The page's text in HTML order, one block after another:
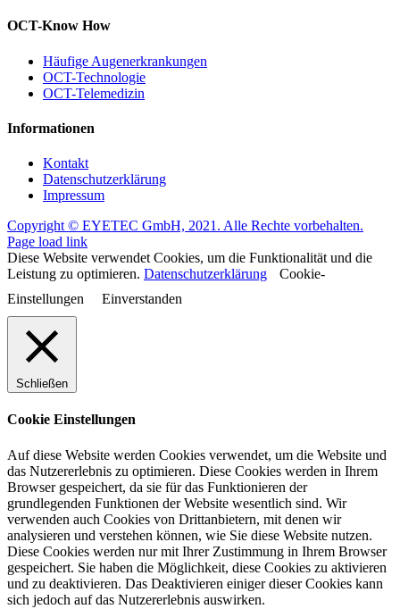
OCT-Know How
Häufige Augenerkrankungen
OCT-Technologie
OCT-Telemedizin
Informationen
Kontakt
Datenschutzerklärung
Impressum
Copyright © EYETEC GmbH, 2021. Alle Rechte vorbehalten.
Page load link
Diese Website verwendet Cookies, um die Funktionalität und die
Leistung zu optimieren. Datenschutzerklärung
Cookie-
Einstellungen
Einverstanden
Schließen
Cookie Einstellungen
Auf diese Website werden Cookies verwendet, um die Website und
das Nutzererlebnis zu optimieren. Diese Cookies werden in Ihrem
Browser gespeichert, da sie für das Funktionieren der
grundlegenden Funktionen der Website wesentlich sind. Wir
verwenden auch Cookies von Drittanbietern, mit denen wir
analysieren und verstehen können, wie Sie diese Website nutzen.
Diese Cookies werden nur mit Ihrer Zustimmung in Ihrem Browser
gespeichert. Sie haben die Möglichkeit, diese Cookies zu aktivieren
und zu deaktivieren. Das Deaktivieren einiger dieser Cookies kann
sich jedoch auf das Nutzererlebnis auswirken.